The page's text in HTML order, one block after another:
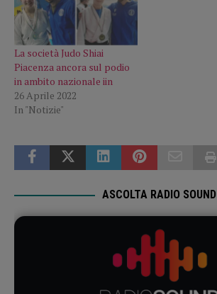
La società Judo Shiai
Piacenza ancora sul podio
in ambito nazionale iin
26 Aprile 2022
In "Notizie"
ASCOLTA RADIO SOUND